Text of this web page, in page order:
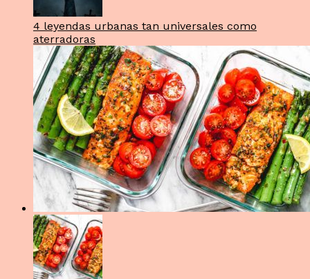
4 leyendas urbanas tan universales como
aterradoras